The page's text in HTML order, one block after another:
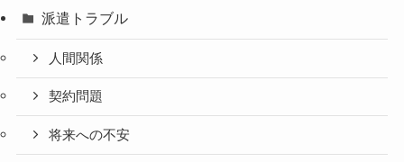
派遣トラブル
人間関係
契約問題
将来への不安